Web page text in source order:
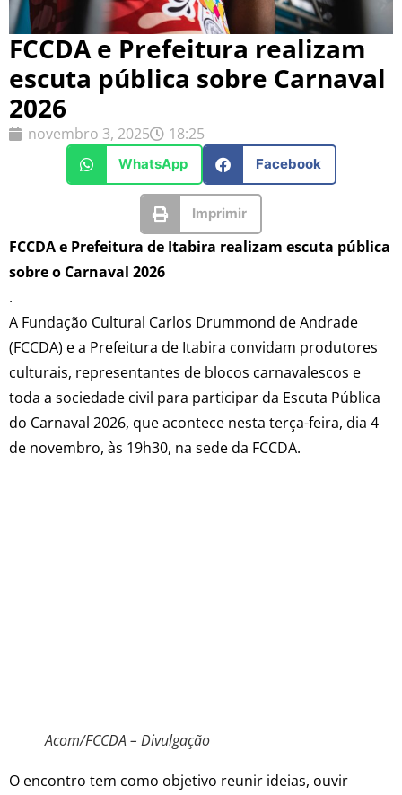
FCCDA e Prefeitura realizam
escuta pública sobre Carnaval
2026
novembro 3, 2025 18:25
WhatsApp Facebook
Imprimir
FCCDA e Prefeitura de Itabira realizam escuta pública
sobre o Carnaval 2026
.
A Fundação Cultural Carlos Drummond de Andrade
(FCCDA) e a Prefeitura de Itabira convidam produtores
culturais, representantes de blocos carnavalescos e
toda a sociedade civil para participar da Escuta Pública
do Carnaval 2026, que acontece nesta terça-feira, dia 4
de novembro, às 19h30, na sede da FCCDA.
Acom/FCCDA – Divulgação
O encontro tem como objetivo reunir ideias, ouvir